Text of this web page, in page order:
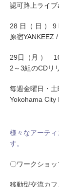
認可路上ライ
28 日（ 日 ）
原宿YANKEEZ
29日（月 ）
2～3組のCDリ
毎週金曜日・土
Yokohama
様々なアーテ
す。
〇ワークショッ
移動型交流カフ